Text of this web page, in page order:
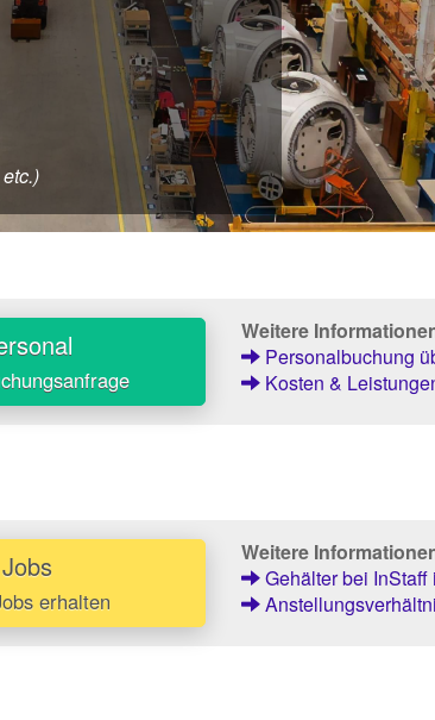
Weitere
Personalbuchung
Kosten &
erhalten
Weitere
Gehälter bei